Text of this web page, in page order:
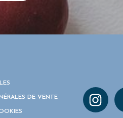
DE VENTE